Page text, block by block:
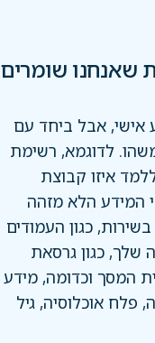
שאנחנו שומרים
אישי, אבל ביחד עם
לדוגמא, רשימת
איזו קבוצת
המידע הלא מזהה
כגון העמודים
שלך, כגון גרסאת
המסך וכדומה, מידע
פלח אוכלוסיה, גיל